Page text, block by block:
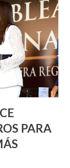
en la calle
de Octubre, con
se
de la
Septiembre, en
comunidad
PARA